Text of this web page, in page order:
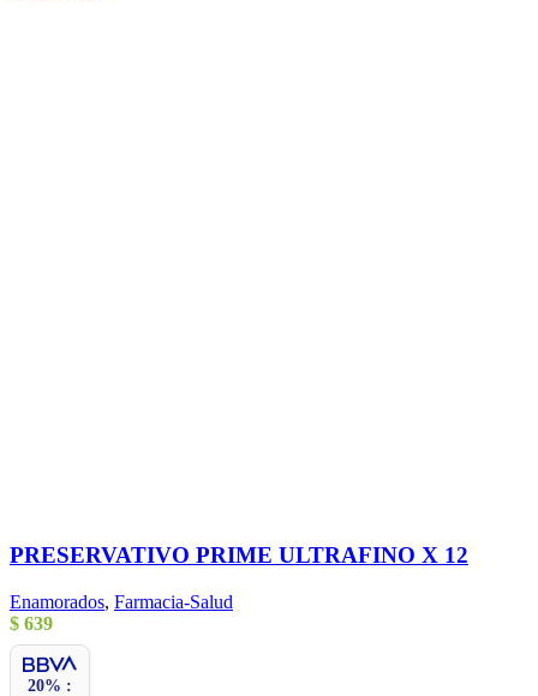
PRESERVATIVO PRIME ULTRAFINO X 12
Enamorados, Farmacia-Salud
$ 639
20% :